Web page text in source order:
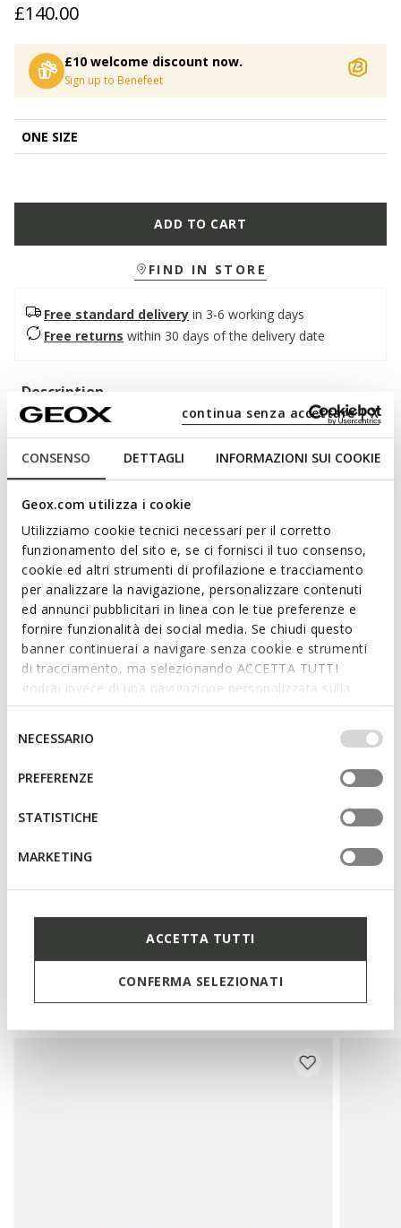
CONSENSO DETTAGLI INFORMAZIONI SUI COOKIE
Geox.com utilizza i cookie
Utilizziamo cookie tecnici necessari per il corretto
funzionamento del sito e, se ci fornisci il tuo consenso,
cookie ed altri strumenti di profilazione e tracciamento
per analizzare la navigazione, personalizzare contenuti
ed annunci pubblicitari in linea con le tue preferenze e
fornire funzionalità dei social media. Se chiudi questo
banner continuerai a navigare senza cookie e strumenti
di tracciamento, ma selezionando ACCETTA TUTTI
godrai invece di una navigazione personalizzata sulla
base dei tuoi gusti ed interessi. Selezionando
IMPOSTAZIONI potrai anche scegliere quali cookies ed
altri strumenti di tracciamento autorizzare. Per maggiori
informazioni o per modificare in qualsiasi momento le
tue impostazioni, visita la nostra
consenso
NECESSARIO
PREFERENZE
STATISTICHE
MARKETING
ACCETTA TUTTI
CONFERMA SELEZIONATI
continua senza accettare | X
£140.00
£10 welcome discount now.
Sign up to Benefeet
ONE SIZE
ADD TO CART
FIND IN STORE
Free standard delivery in 3-6 working days
Free returns within 30 days of the delivery date
Description
Capacious and energetic messenger bag for women
designed for city life. Blandine is Geox's take on the classic
horizontal messenger bag. Its downsized and compact design
is belied by its ability to contain all your necessities for your
hectic daily routine. Crafted from supple leather, it comes in a
versatile off-white palette.
ITEM CODE:
D25KBA00046C1002
Read more
Features
Dimensions: H: 16 cm, L: 25 cm, W: 8 cm
External details: 2 external pockets
Internal details: 2 internal pockets
Adjustable strap
Shoulder style
You may also like